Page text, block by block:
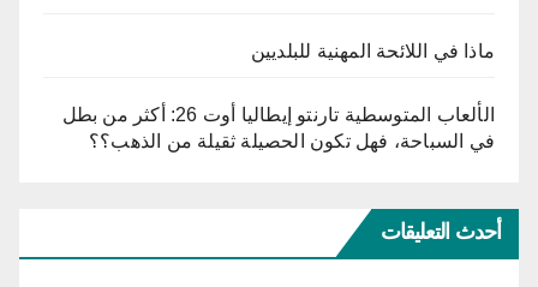
ماذا في اللائحة المهنية للبلديين
الألعاب المتوسطية تارنتو إيطاليا أوت 26: أكثر من بطل
في السباحة، فهل تكون الحصيلة ثقيلة من الذهب؟؟
أحدث التعليقات